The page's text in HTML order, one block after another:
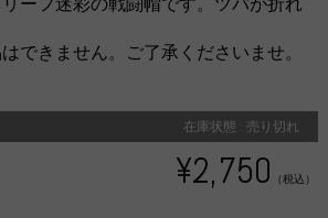
できません。ご了承くださいませ。
在庫状態 : 売り切れ
¥2,750 （税込）